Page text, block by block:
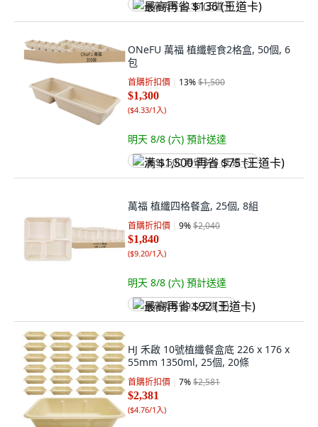
最高再省 $136 (王道卡)
ONeFU 萬福 植纖輕食2格盒, 50個, 6
包
首購折扣價 13%$1,500
$1,300
($4.33/1入)
明天 8/8 (六) 預計送達
满 $1,500 再省 $75 (王道卡)
萬福 植纖四格餐盒, 25個, 8組
首購折扣價 9%$2,040
$1,840
($9.20/1入)
明天 8/8 (六) 預計送達
最高再省 $92 (王道卡)
HJ 禾啟 10號植纖餐盒底 226 x 176 x
55mm 1350ml, 25個, 20條
首購折扣價 7%$2,581
$2,381
($4.76/1入)